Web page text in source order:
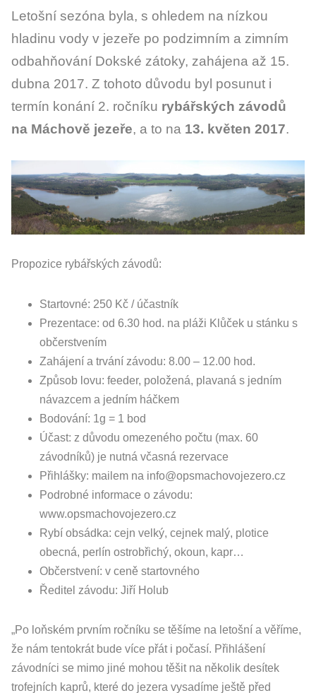
Letošní sezóna byla, s ohledem na nízkou
hladinu vody v jezeře po podzimním a zimním
odbahňování Dokské zátoky, zahájena až 15.
dubna 2017. Z tohoto důvodu byl posunut i
termín konání 2. ročníku rybářských závodů
na Máchově jezeře, a to na 13. květen 2017.
Propozice rybářských závodů:
Startovné: 250 Kč / účastník
Prezentace: od 6.30 hod. na pláži Klůček u stánku s
občerstvením
Zahájení a trvání závodu: 8.00 – 12.00 hod.
Způsob lovu: feeder, položená, plavaná s jedním
návazcem a jedním háčkem
Bodování: 1g = 1 bod
Účast: z důvodu omezeného počtu (max. 60
závodníků) je nutná včasná rezervace
Přihlášky: mailem na info@opsmachovojezero.cz
Podrobné informace o závodu:
www.opsmachovojezero.cz
Rybí obsádka: cejn velký, cejnek malý, plotice
obecná, perlín ostrobřichý, okoun, kapr…
Občerstvení: v ceně startovného
Ředitel závodu: Jiří Holub
„Po loňském prvním ročníku se těšíme na letošní a věříme,
že nám tentokrát bude více přát i počasí. Přihlášení
závodníci se mimo jiné mohou těšit na několik desítek
trofejních kaprů, které do jezera vysadíme ještě před